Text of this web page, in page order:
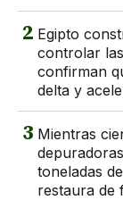
2 Egipto
controlar
confirman
delta y
3 Mientras
toneladas
restaura de